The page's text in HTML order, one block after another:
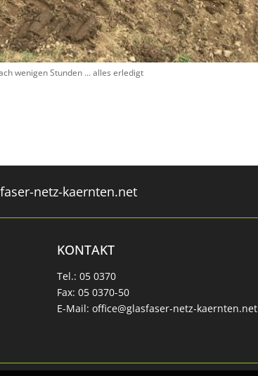
wenigen Stunden … alles erledigt
netz-kaernten.net
KONTAKT
Tel.: 05 0370
Fax: 05 0370-50
E-Mail: office@glasfaser-netz-kaernten.net